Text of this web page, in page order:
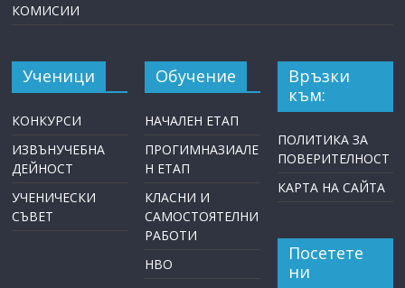
КОМИСИИ
Ученици
КОНКУРСИ
ИЗВЪНУЧЕБНА
ДЕЙНОСТ
УЧЕНИЧЕСКИ
СЪВЕТ
Обучение
НАЧАЛЕН ЕТАП
ПРОГИМНАЗИАЛЕ
Н ЕТАП
КЛАСНИ И
САМОСТОЯТЕЛНИ
РАБОТИ
НВО
Връзки
към:
ПОЛИТИКА ЗА
ПОВЕРИТЕЛНОСТ
КАРТА НА САЙТА
Посетете
ни